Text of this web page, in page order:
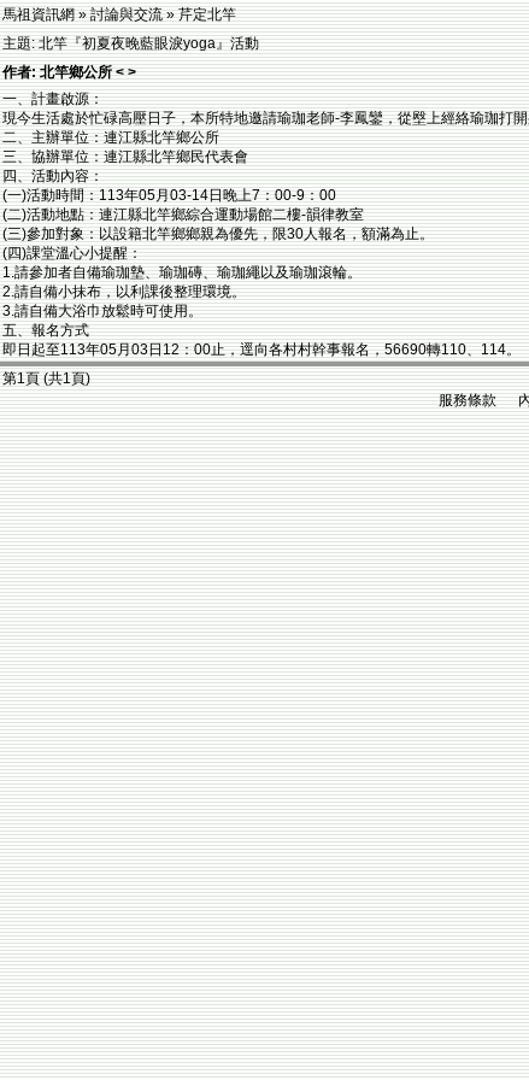
馬祖資訊網 » 討論與交流 » 芹定北竿
主題: 北竿『初夏夜晚藍眼淚yoga』活動
作者: 北竿鄉公所 < >
一、計畫啟源：
現今生活處於忙碌高壓日子，本所特地邀請瑜珈老師-李鳳鑾，從壂上經絡瑜珈打
二、主辦單位：連江縣北竿鄉公所
三、協辦單位：連江縣北竿鄉民代表會
四、活動內容：
(一)活動時間：113年05月03-14日晚上7：00-9：00
(二)活動地點：連江縣北竿鄉綜合運動場館二樓-韻律教室
(三)參加對象：以設籍北竿鄉鄉親為優先，限30人報名，額滿為止。
(四)課堂溫心小提醒：
1.請參加者自備瑜珈墊、瑜珈磚、瑜珈繩以及瑜珈滾輪。
2.請自備小抹布，以利課後整理環境。
3.請自備大浴巾放鬆時可使用。
五、報名方式
即日起至113年05月03日12：00止，逕向各村村幹事報名，56690轉110、114。
第1頁 (共1頁)
服務條款